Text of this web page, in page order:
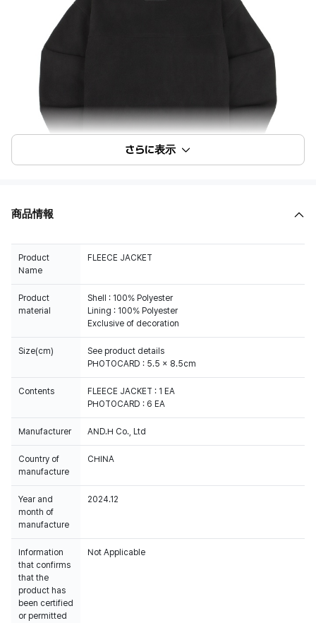
さらに表示
商品情報
Product
Name
FLEECE JACKET
Product
material
Shell : 100% Polyester
Lining : 100% Polyester
Exclusive of decoration
Size(cm)
See product details
PHOTOCARD : 5.5 x 8.5cm
Contents
FLEECE JACKET : 1 EA
PHOTOCARD : 6 EA
Manufacturer AND.H Co., Ltd
Country of
manufacture
CHINA
Year and
month of
manufacture
2024.12
Information
that confirms
that the
product has
been certified
or permitted
Not Applicable